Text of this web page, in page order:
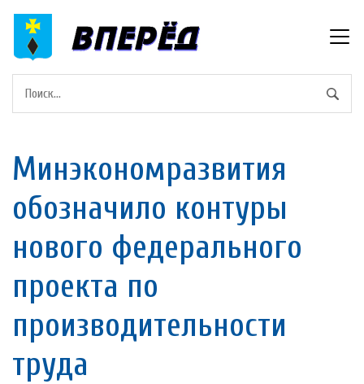
Минэкономразвития
обозначило контуры
нового федерального
проекта по
производительности
труда